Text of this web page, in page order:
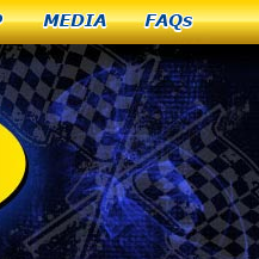
Media FAQs